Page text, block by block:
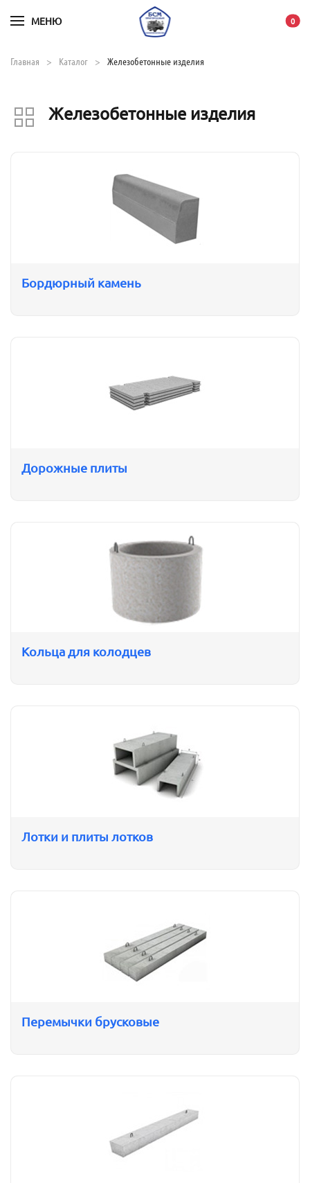
МЕНЮ 0В
Главная Каталог Железобетонные изделия
Железобетонные изделия
Бордюрный камень
Дорожные плиты
Кольца для колодцев
Лотки и плиты лотков
Перемычки брусковые